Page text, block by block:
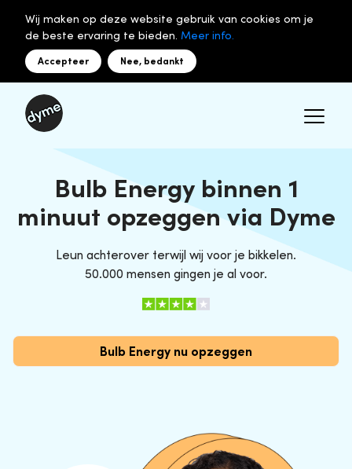
Wij maken op deze website gebruik van cookies om je
de beste ervaring te bieden. Meer info.
Accepteer Nee, bedankt
Bulb Energy binnen 1
minuut opzeggen via Dyme
Leun achterover terwijl wij voor je bikkelen.
50.000 mensen gingen je al voor.
Bulb Energy nu opzeggen